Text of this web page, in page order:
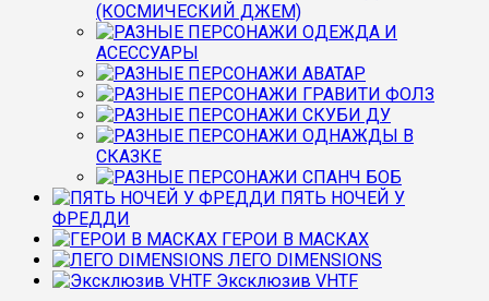
(КОСМИЧЕСКИЙ ДЖЕМ)
ОДЕЖДА И
АСЕССУАРЫ
АВАТАР
ГРАВИТИ ФОЛЗ
СКУБИ ДУ
ОДНАЖДЫ В
СКАЗКЕ
СПАНЧ БОБ
ПЯТЬ НОЧЕЙ У
ФРЕДДИ
ГЕРОИ В МАСКАХ
ЛЕГО DIMENSIONS
Эксклюзив VHTF